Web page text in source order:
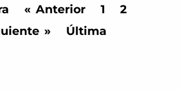
Anterior 1
2
Última